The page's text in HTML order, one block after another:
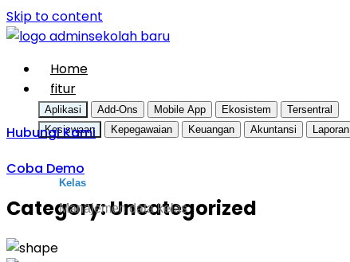
Skip to content
Home
fitur
Aplikasi Add-Ons Mobile App Ekosistem
Tersentral
Kesiswaan
Kepegawaian Keuangan Akuntansi Laporan
Kelas
Manajemen data kelas
Hubungi Kami
Coba Demo
Category:Uncategorized